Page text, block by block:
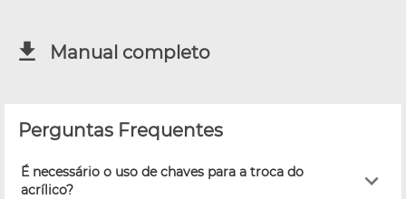
Manual completo
Perguntas Frequentes
É necessário o uso de chaves para a troca do
acrílico?